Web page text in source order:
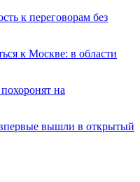
к переговорам без
к Москве: в области
на
вышли в открытый